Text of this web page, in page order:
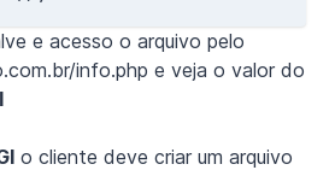
e acesso o arquivo pelo
info.php e veja o valor do
o cliente deve criar um arquivo